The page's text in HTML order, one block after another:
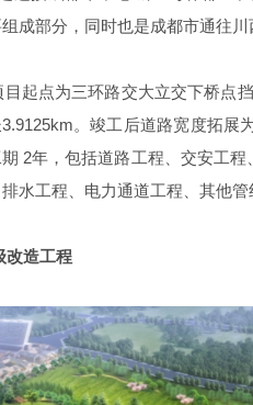
成部分，同时也是成都市通往川
起点为三环路交大立交下桥点
3.9125km。竣工后道路宽度拓展
2年，包括道路工程、交安工
水工程、电力通道工程、其他管
改造工程